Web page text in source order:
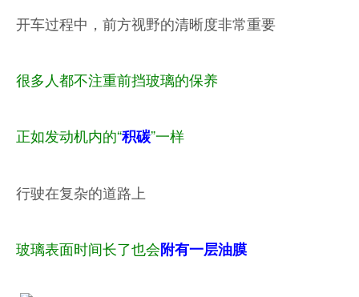
开车过程中，前方视野的清晰度非常重要
很多人都不注重前挡玻璃的保养
正如发动机内的“积碳”一样
行驶在复杂的道路上
玻璃表面时间长了也会附有一层油膜